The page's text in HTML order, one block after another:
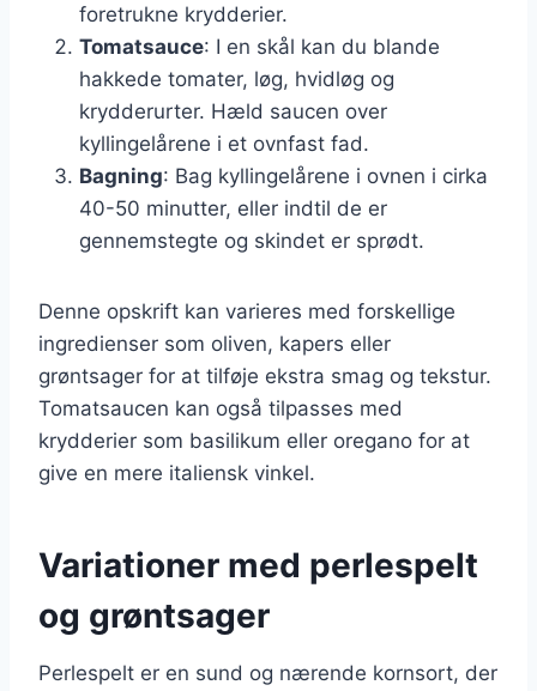
foretrukne krydderier.
Tomatsauce: I en skål kan du blande
hakkede tomater, løg, hvidløg og
krydderurter. Hæld saucen over
kyllingelårene i et ovnfast fad.
Bagning: Bag kyllingelårene i ovnen i cirka
40-50 minutter, eller indtil de er
gennemstegte og skindet er sprødt.
Denne opskrift kan varieres med forskellige
ingredienser som oliven, kapers eller
grøntsager for at tilføje ekstra smag og tekstur.
Tomatsaucen kan også tilpasses med
krydderier som basilikum eller oregano for at
give en mere italiensk vinkel.
Variationer med perlespelt
og grøntsager
Perlespelt er en sund og nærende kornsort, der